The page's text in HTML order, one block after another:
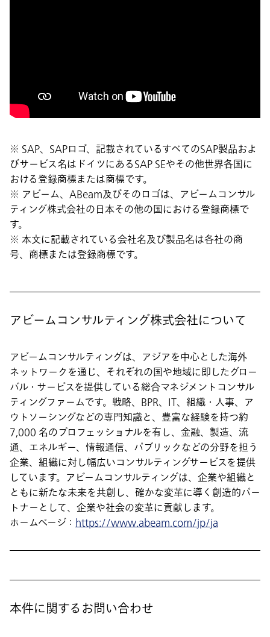
※ SAP、SAPロゴ、記載されているすべてのSAP製品およ
びサービス名はドイツにあるSAP SEやその他世界各国に
おける登録商標または商標です。
※ アビーム、ABeam及びそのロゴは、アビームコンサル
ティング株式会社の日本その他の国における登録商標で
す。
※ 本文に記載されている会社名及び製品名は各社の商
号、商標または登録商標です。
アビームコンサルティング株式会社について
アビームコンサルティングは、アジアを中心とした海外
ネットワークを通じ、それぞれの国や地域に即したグロー
バル・サービスを提供している総合マネジメントコンサル
ティングファームです。戦略、BPR、IT、組織・人事、ア
ウトソーシングなどの専門知識と、豊富な経験を持つ約
7,000 名のプロフェッショナルを有し、金融、製造、流
通、エネルギー、情報通信、パブリックなどの分野を担う
企業、組織に対し幅広いコンサルティングサービスを提供
しています。アビームコンサルティングは、企業や組織と
ともに新たな未来を共創し、確かな変革に導く創造的パー
トナーとして、企業や社会の変革に貢献します。
ホームページ： https://www.abeam.com/jp/ja
本件に関するお問い合わせ